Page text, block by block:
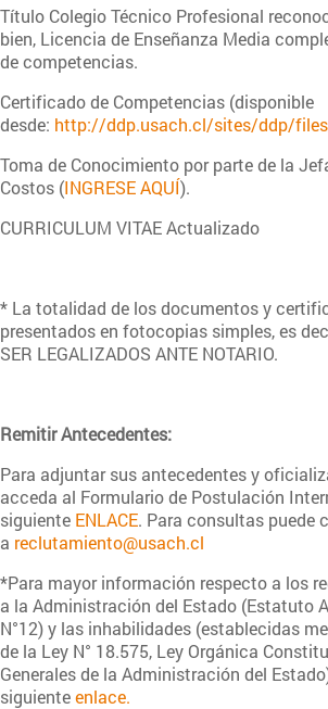
Título Colegio Técnico Profesional
bien, Licencia de Enseñanza Media
de competencias.
Certificado de Competencias (disponible
desde: http://ddp.usach.cl/sites/ddp/
Toma de Conocimiento por parte de la
Costos (INGRESE AQUÍ).
CURRICULUM VITAE Actualizado
* La totalidad de los documentos y
presentados en fotocopias simples, es
SER LEGALIZADOS ANTE NOTARIO.
Remitir Antecedentes:
Para adjuntar sus antecedentes y
acceda al Formulario de Postulación
siguiente ENLACE. Para consultas puede
a reclutamiento@usach.cl
*Para mayor información respecto a los
a la Administración del Estado (Estatuto
N°12) y las inhabilidades (establecidas
de la Ley N° 18.575, Ley Orgánica
Generales de la Administración del
siguienteenlace.